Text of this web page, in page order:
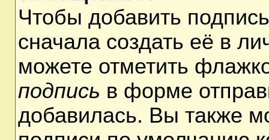
Чтобы добавить
сначала создать её в
можете отметить
подпись в форме
добавилась. Вы также